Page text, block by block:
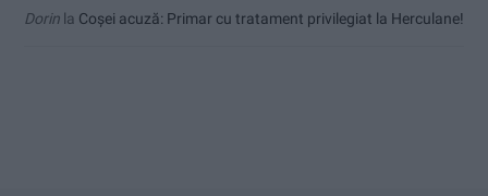
Dorin la Coșei acuză: Primar cu tratament privilegiat la Herculane!